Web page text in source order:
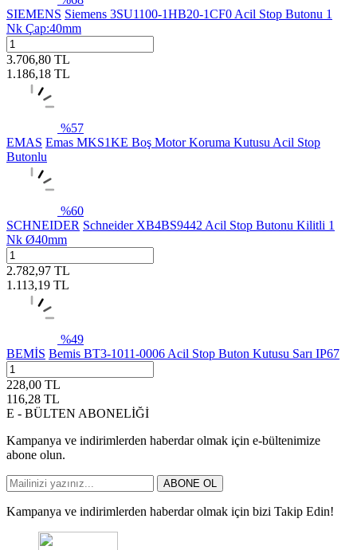
SIEMENS Siemens 3SU1100-1HB20-1CF0 Acil Stop Butonu 1
Nk Çap:40mm
3.706,80 TL
1.186,18 TL
%57
EMAS Emas MKS1KE Boş Motor Koruma Kutusu Acil Stop
Butonlu
%60
SCHNEIDER Schneider XB4BS9442 Acil Stop Butonu Kilitli 1
Nk Ø40mm
2.782,97 TL
1.113,19 TL
%49
BEMİS Bemis BT3-1011-0006 Acil Stop Buton Kutusu Sarı IP67
228,00 TL
116,28 TL
E - BÜLTEN ABONELİĞİ
Kampanya ve indirimlerden haberdar olmak için e-bültenimize
abone olun.
ABONE OL
Kampanya ve indirimlerden haberdar olmak için bizi Takip Edin!